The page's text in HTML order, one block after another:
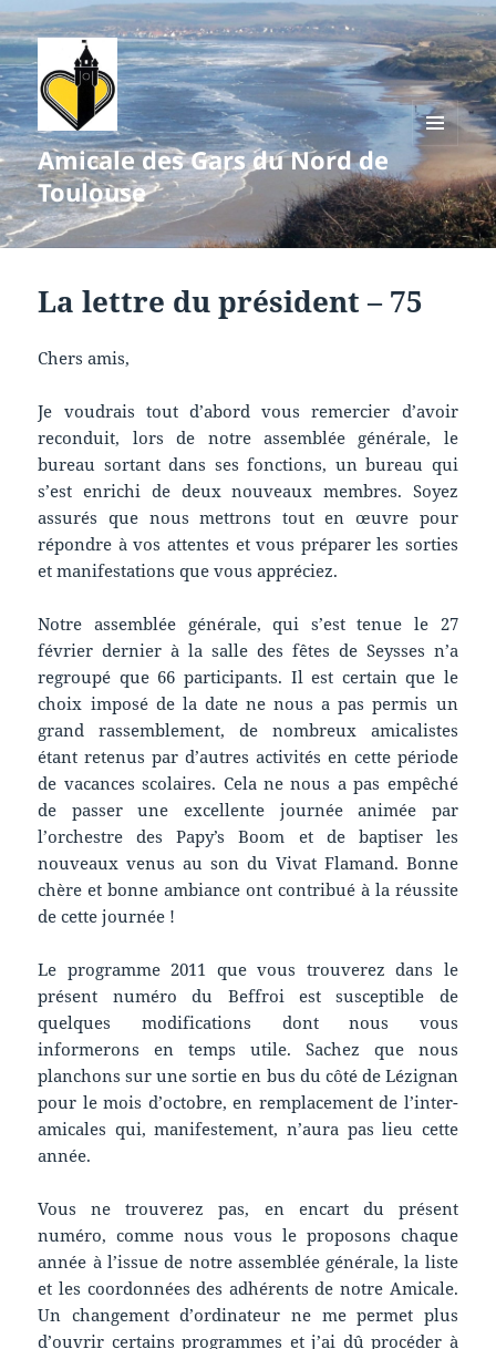
Amicale des Gars du Nord de
Toulouse
MENU
WIDGETS
La lettre du président – 75
Chers amis,
Je voudrais tout d’abord vous remercier d’avoir
reconduit, lors de notre assemblée générale, le
bureau sortant dans ses fonctions, un bureau qui
s’est enrichi de deux nouveaux membres. Soyez
assurés que nous mettrons tout en œuvre pour
répondre à vos attentes et vous préparer les sorties
et manifestations que vous appréciez.
Notre assemblée générale, qui s’est tenue le 27
février dernier à la salle des fêtes de Seysses n’a
regroupé que 66 participants. Il est certain que le
choix imposé de la date ne nous a pas permis un
grand rassemblement, de nombreux amicalistes
étant retenus par d’autres activités en cette période
de vacances scolaires. Cela ne nous a pas empêché
de passer une excellente journée animée par
l’orchestre des Papy’s Boom et de baptiser les
nouveaux venus au son du Vivat Flamand. Bonne
chère et bonne ambiance ont contribué à la réussite
de cette journée !
Le programme 2011 que vous trouverez dans le
présent numéro du Beffroi est susceptible de
quelques modifications dont nous vous
informerons en temps utile. Sachez que nous
planchons sur une sortie en bus du côté de Lézignan
pour le mois d’octobre, en remplacement de l’inter-
amicales qui, manifestement, n’aura pas lieu cette
année.
Vous ne trouverez pas, en encart du présent
numéro, comme nous vous le proposons chaque
année à l’issue de notre assemblée générale, la liste
et les coordonnées des adhérents de notre Amicale.
Un changement d’ordinateur ne me permet plus
d’ouvrir certains programmes et j’ai dû procéder à